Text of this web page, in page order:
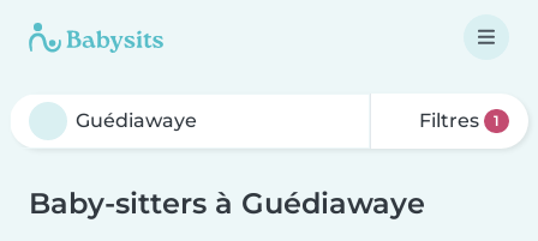
Filtres 1
Baby-sitters à Guédiawaye